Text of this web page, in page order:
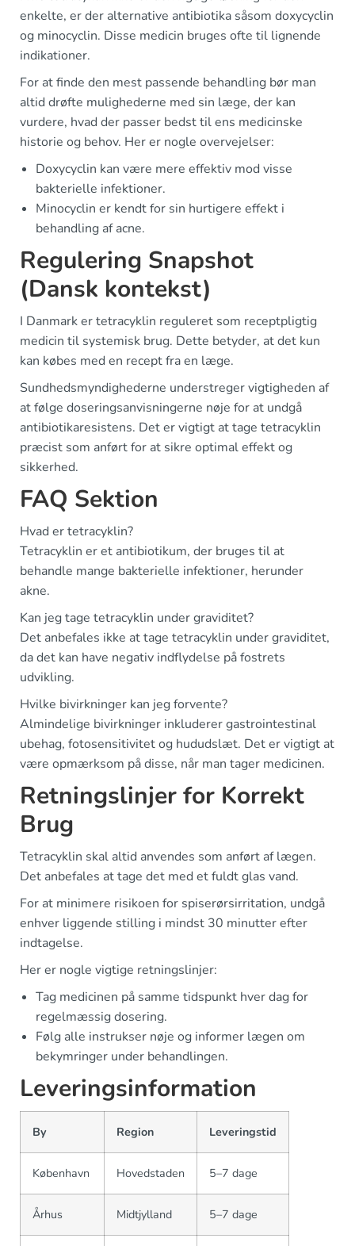
enkelte, er der alternative antibiotika såsom doxycyclin
og minocyclin. Disse medicin bruges ofte til lignende
indikationer.
For at finde den mest passende behandling bør man
altid drøfte mulighederne med sin læge, der kan
vurdere, hvad der passer bedst til ens medicinske
historie og behov. Her er nogle overvejelser:
Doxycyclin kan være mere effektiv mod visse
bakterielle infektioner.
Minocyclin er kendt for sin hurtigere effekt i
behandling af acne.
Regulering Snapshot
(Dansk kontekst)
I Danmark er tetracyklin reguleret som receptpligtig
medicin til systemisk brug. Dette betyder, at det kun
kan købes med en recept fra en læge.
Sundhedsmyndighederne understreger vigtigheden af
at følge doseringsanvisningerne nøje for at undgå
antibiotikaresistens. Det er vigtigt at tage tetracyklin
præcist som anført for at sikre optimal effekt og
sikkerhed.
FAQ Sektion
Hvad er tetracyklin?
Tetracyklin er et antibiotikum, der bruges til at
behandle mange bakterielle infektioner, herunder
akne.
Kan jeg tage tetracyklin under graviditet?
Det anbefales ikke at tage tetracyklin under graviditet,
da det kan have negativ indflydelse på fostrets
udvikling.
Hvilke bivirkninger kan jeg forvente?
Almindelige bivirkninger inkluderer gastrointestinal
ubehag, fotosensitivitet og hududslæt. Det er vigtigt at
være opmærksom på disse, når man tager medicinen.
Retningslinjer for Korrekt
Brug
Tetracyklin skal altid anvendes som anført af lægen.
Det anbefales at tage det med et fuldt glas vand.
For at minimere risikoen for spiserørsirritation, undgå
enhver liggende stilling i mindst 30 minutter efter
indtagelse.
Her er nogle vigtige retningslinjer:
Tag medicinen på samme tidspunkt hver dag for
regelmæssig dosering.
Følg alle instrukser nøje og informer lægen om
bekymringer under behandlingen.
Leveringsinformation
By Region Leveringstid
København Hovedstaden 5–7 dage
Århus Midtjylland 5–7 dage